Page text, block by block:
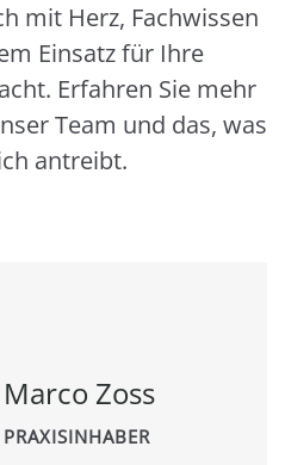
mit Herz, Fachwissen
Einsatz für Ihre
Erfahren Sie mehr
Team und das, was
antreibt.
Marco Zoss
PRAXISINHABER